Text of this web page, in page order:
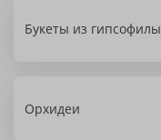
Букеты из гипсофилы
Орхидеи